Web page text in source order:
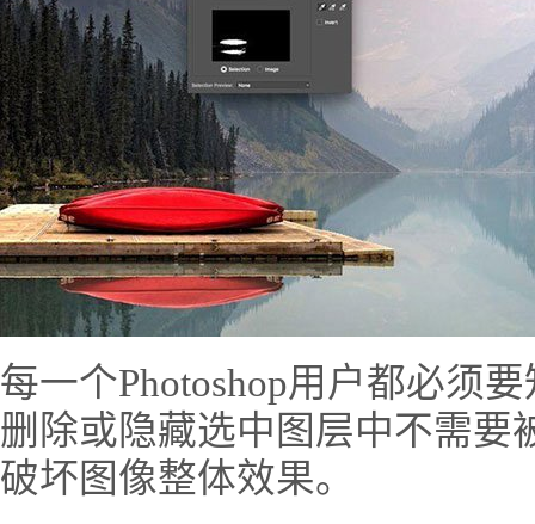
每一个Photoshop用户都必须
删除或隐藏选中图层中不需要
破坏图像整体效果。